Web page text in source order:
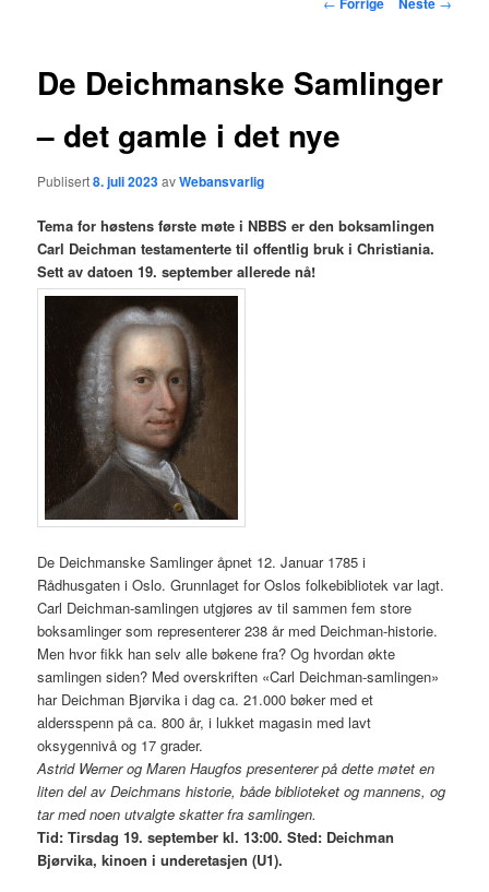
De Deichmanske Samlinger
– det gamle i det nye
Publisert8. juli 2023avWebansvarlig
Tema for høstens første møte i NBBS er den boksamlingen
Carl Deichman testamenterte til offentlig bruk i Christiania.
Sett av datoen 19. september allerede nå!
De Deichmanske Samlinger åpnet 12. Januar 1785 i
Rådhusgaten i Oslo. Grunnlaget for Oslos folkebibliotek var lagt.
Carl Deichman-samlingen utgjøres av til sammen fem store
boksamlinger som representerer 238 år med Deichman-historie.
Men hvor fikk han selv alle bøkene fra? Og hvordan økte
samlingen siden? Med overskriften «Carl Deichman-samlingen»
har Deichman Bjørvika i dag ca. 21.000 bøker med et
aldersspenn på ca. 800 år, i lukket magasin med lavt
oksygennivå og 17 grader.
Astrid Werner og Maren Haugfos presenterer på dette møtet en
liten del av Deichmans historie, både biblioteket og mannens, og
tar med noen utvalgte skatter fra samlingen.
Tid: Tirsdag 19. september kl. 13:00. Sted: Deichman
Bjørvika, kinoen i underetasjen (U1).